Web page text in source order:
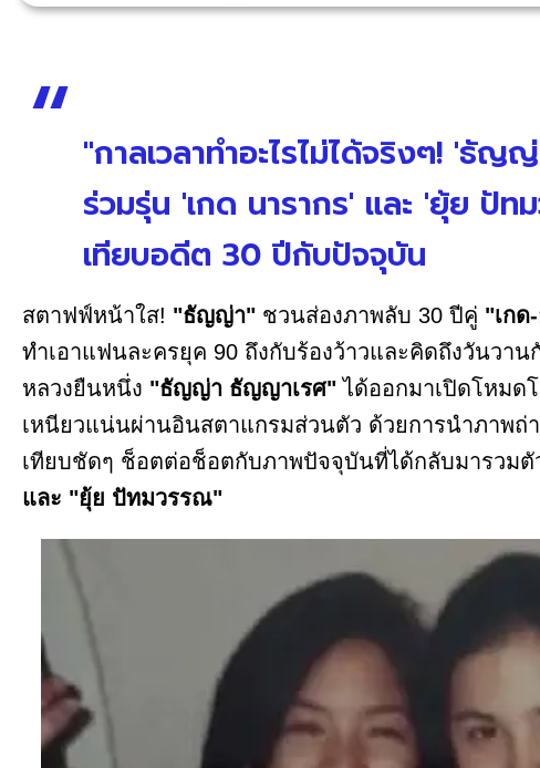
"กาลเวลาทำอะไรไม่ได้จริงๆ! 'ธั
ร่วมรุ่น 'เกด นารากร' และ 'ยุ้ย ปั
เทียบอดีต 30 ปีกับปัจจุบัน
สตาฟฟ์หน้าใส! "ธัญญ่า" ชวนส่องภาพลับ 30 ปีคู่ "เกด
ทำเอาแฟนละครยุค 90 ถึงกับร้องว้าวและคิดถึงวันวาน
หลวงยืนหนึ่ง "ธัญญ่า ธัญญาเรศ" ได้ออกมาเปิดโหมด
เหนียวแน่นผ่านอินสตาแกรมส่วนตัว ด้วยการนำภาพถ่
เทียบชัดๆ ช็อตต่อช็อตกับภาพปัจจุบันที่ได้กลับมารวมตั
และ "ยุ้ย ปัทมวรรณ"